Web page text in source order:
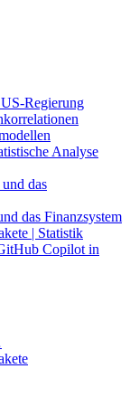
Regierung
Analyse
das
das Finanzsystem
| Statistik
Copilot in